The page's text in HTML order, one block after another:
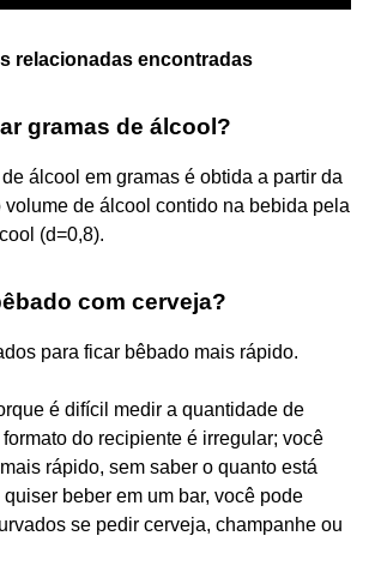
relacionadas encontradas
gramas de álcool?
álcool em gramas é obtida a partir da
de álcool contido na bebida pela
(d=0,8).
com cerveja?
para ficar bêbado mais rápido.
é difícil medir a quantidade de
do recipiente é irregular; você
rápido, sem saber o quanto está
beber em um bar, você pode
se pedir cerveja, champanhe ou